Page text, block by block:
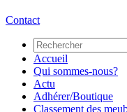
Contact
Accueil
Qui sommes-nous?
Actu
Adhérer/Boutique
Classement des